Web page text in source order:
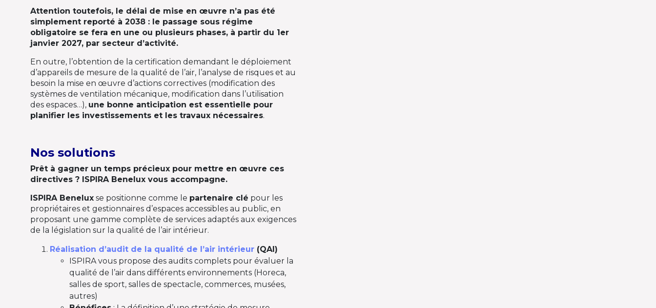
Attention toutefois, le délai de mise en œuvre n’a pas été
simplement reporté à 2038 : le passage sous régime
obligatoire se fera en une ou plusieurs phases, à partir du 1er
janvier 2027, par secteur d’activité.
En outre, l’obtention de la certification demandant le déploiement
d’appareils de mesure de la qualité de l’air, l’analyse de risques et au
besoin la mise en œuvre d’actions correctives (modification des
systèmes de ventilation mécanique, modification dans l’utilisation
des espaces…), une bonne anticipation est essentielle pour
planifier les investissements et les travaux nécessaires.
Nos solutions
Prêt à gagner un temps précieux pour mettre en œuvre ces
directives ? ISPIRA Benelux vous accompagne.
ISPIRA Benelux se positionne comme le partenaire clé pour les
propriétaires et gestionnaires d’espaces accessibles au public, en
proposant une gamme complète de services adaptés aux exigences
de la législation sur la qualité de l’air intérieur.
Réalisation d’audit de la qualité de l’air intérieur (QAI)
ISPIRA vous propose des audits complets pour évaluer la
qualité de l’air dans différents environnements (Horeca,
salles de sport, salles de spectacle, commerces, musées,
autres)